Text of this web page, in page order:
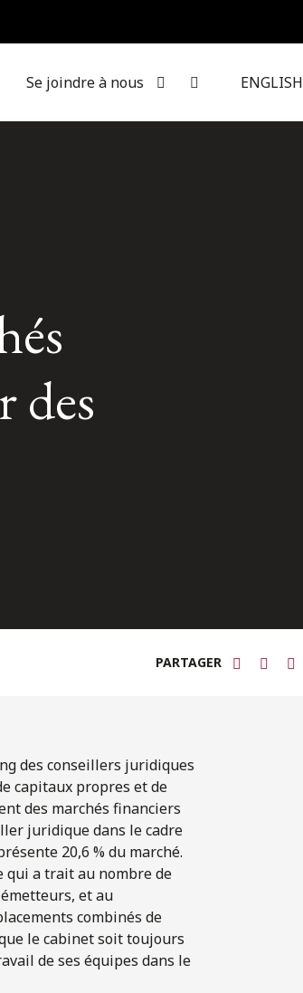
Se joindre à nous ENGLISH
des
PARTAGER
des conseillers juridiques
capitaux propres et de
des marchés financiers
juridique dans le cadre
20,6 % du marché.
qui a trait au nombre de
et au
combinés de
le cabinet soit toujours
de ses équipes dans le